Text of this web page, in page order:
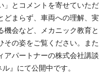
」とコメントを寄せていただ
どまらず、車両への理解、実
会など、メカニック教育と
その姿をご覧ください。また
アパートナーの株式会社講談
』にて公開中です。